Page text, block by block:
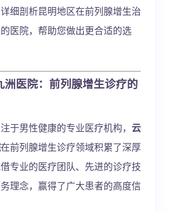
细剖析昆明地区在前列腺增生治
医院，帮助您做出更合适的选
洲医院：前列腺增生诊疗的
于男性健康的专业医疗机构， 云
在前列腺增生诊疗领域积累了深厚
专业的医疗团队、先进的诊疗技
理念，赢得了广大患者的高度信